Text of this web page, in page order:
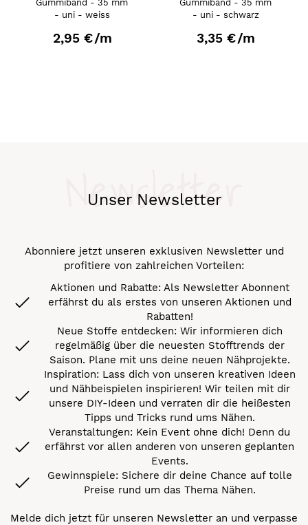
Gummiband - 35 mm
- uni - weiss
2,95 €/m
Gummiband - 35 mm
- uni - schwarz
3,35 €/m
Unser Newsletter
Newsletter
Abonniere jetzt unseren exklusiven Newsletter und
profitiere von zahlreichen Vorteilen:
Aktionen und Rabatte: Als Newsletter Abonnent
erfährst du als erstes von unseren Aktionen und
Rabatten!
Neue Stoffe entdecken: Wir informieren dich
regelmäßig über die neuesten Stofftrends der
Saison. Plane mit uns deine neuen Nähprojekte.
Inspiration: Lass dich von unseren kreativen Ideen
und Nähbeispielen inspirieren! Wir teilen mit dir
unsere DIY-Ideen und verraten dir die heißesten
Tipps und Tricks rund ums Nähen.
Veranstaltungen: Kein Event ohne dich! Denn du
erfährst vor allen anderen von unseren geplanten
Events.
Gewinnspiele: Sichere dir deine Chance auf tolle
Preise rund um das Thema Nähen.
Melde dich jetzt für unseren Newsletter an und verpasse